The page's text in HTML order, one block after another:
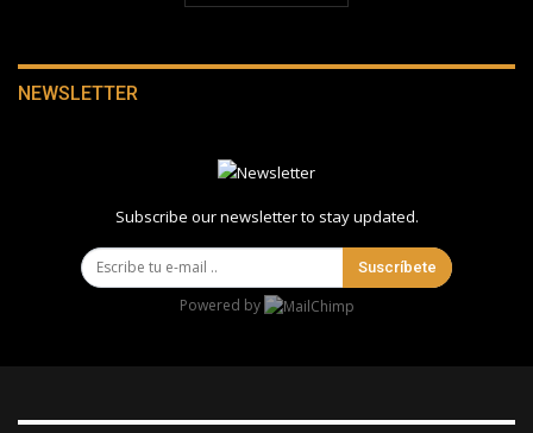
NEWSLETTER
Subscribe our newsletter to stay updated.
Suscríbete
Powered by